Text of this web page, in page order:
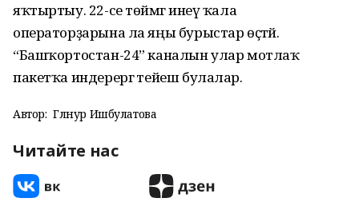
яҡтыртыу. 22-се төймәгә инеү ҡала
операторҙарына ла яңы бурыстар өҫтәй.
“Башҡортостан-24” каналын улар мотлаҡ
пакетҡа индерергә тейеш булалар.
Автор: Гөлнур Ишбулатова
Читайте нас